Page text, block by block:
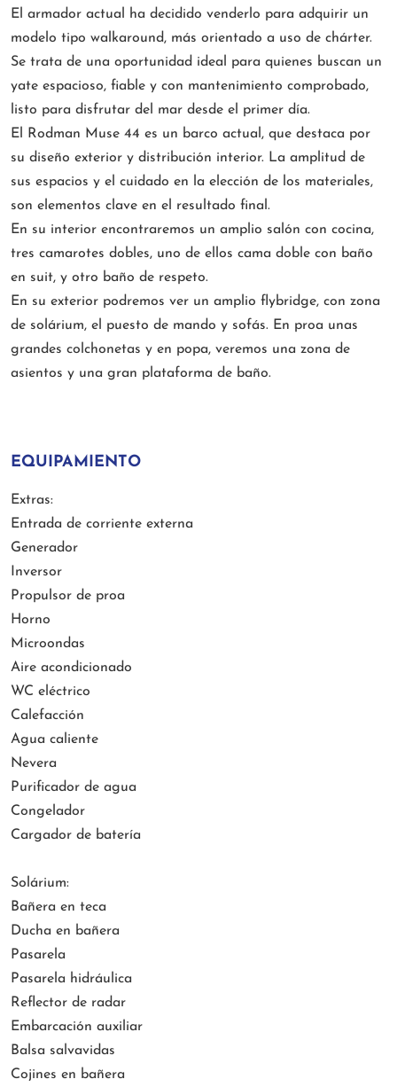
El armador actual ha decidido venderlo para adquirir un
modelo tipo walkaround, más orientado a uso de chárter.
Se trata de una oportunidad ideal para quienes buscan un
yate espacioso, fiable y con mantenimiento comprobado,
listo para disfrutar del mar desde el primer día.
El Rodman Muse 44 es un barco actual, que destaca por
su diseño exterior y distribución interior. La amplitud de
sus espacios y el cuidado en la elección de los materiales,
son elementos clave en el resultado final.
En su interior encontraremos un amplio salón con cocina,
tres camarotes dobles, uno de ellos cama doble con baño
en suit, y otro baño de respeto.
En su exterior podremos ver un amplio flybridge, con zona
de solárium, el puesto de mando y sofás. En proa unas
grandes colchonetas y en popa, veremos una zona de
asientos y una gran plataforma de baño.
EQUIPAMIENTO
Extras:
Entrada de corriente externa
Generador
Inversor
Propulsor de proa
Horno
Microondas
Aire acondicionado
WC eléctrico
Calefacción
Agua caliente
Nevera
Purificador de agua
Congelador
Cargador de batería
Solárium:
Bañera en teca
Ducha en bañera
Pasarela
Pasarela hidráulica
Reflector de radar
Embarcación auxiliar
Balsa salvavidas
Cojines en bañera